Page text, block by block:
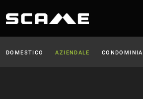
DOMESTICO AZIENDALE
Wallbox e